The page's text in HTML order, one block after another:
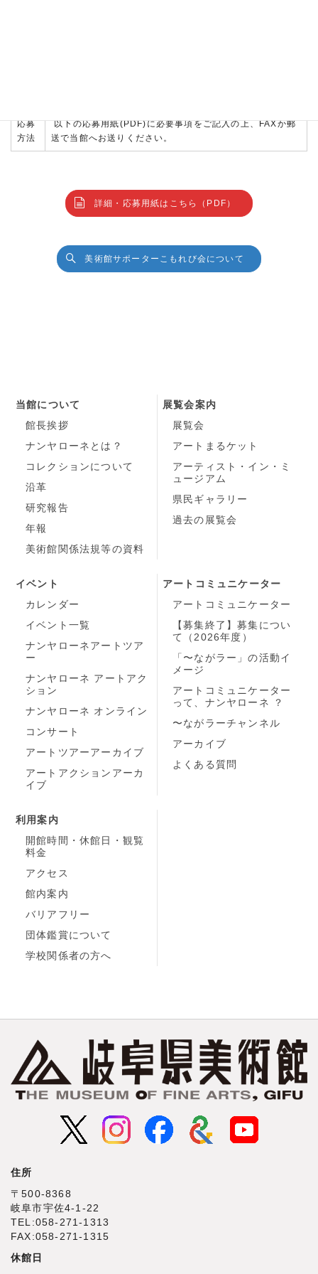
応募
方法
以下の応募用紙(PDF)に必要事項をご記入の上、FAXか郵
送で当館へお送りください。
詳細・応募用紙はこちら（PDF）
美術館サポーターこもれび会について
当館について
館長挨拶
ナンヤローネとは？
コレクションについて
沿革
研究報告
年報
美術館関係法規等の資料
展覧会案内
展覧会
アートまるケット
アーティスト・イン・ミ
ュージアム
県民ギャラリー
過去の展覧会
イベント
カレンダー
イベント一覧
ナンヤローネアートツア
ー
ナンヤローネ アートアク
ション
ナンヤローネ オンライン
コンサート
アートツアーアーカイブ
アートアクションアーカ
イブ
アートコミュニケーター
アートコミュニケーター
【募集終了】募集につい
て（2026年度）
「〜ながラー」の活動イ
メージ
アートコミュニケーター
って、ナンヤローネ ？
〜ながラーチャンネル
アーカイブ
よくある質問
利用案内
開館時間・休館日・観覧
料金
アクセス
館内案内
バリアフリー
団体鑑賞について
学校関係者の方へ
住所
〒500‐8368
岐阜市宇佐4‐1‐22
TEL:058-271-1313
FAX:058-271-1315
休館日